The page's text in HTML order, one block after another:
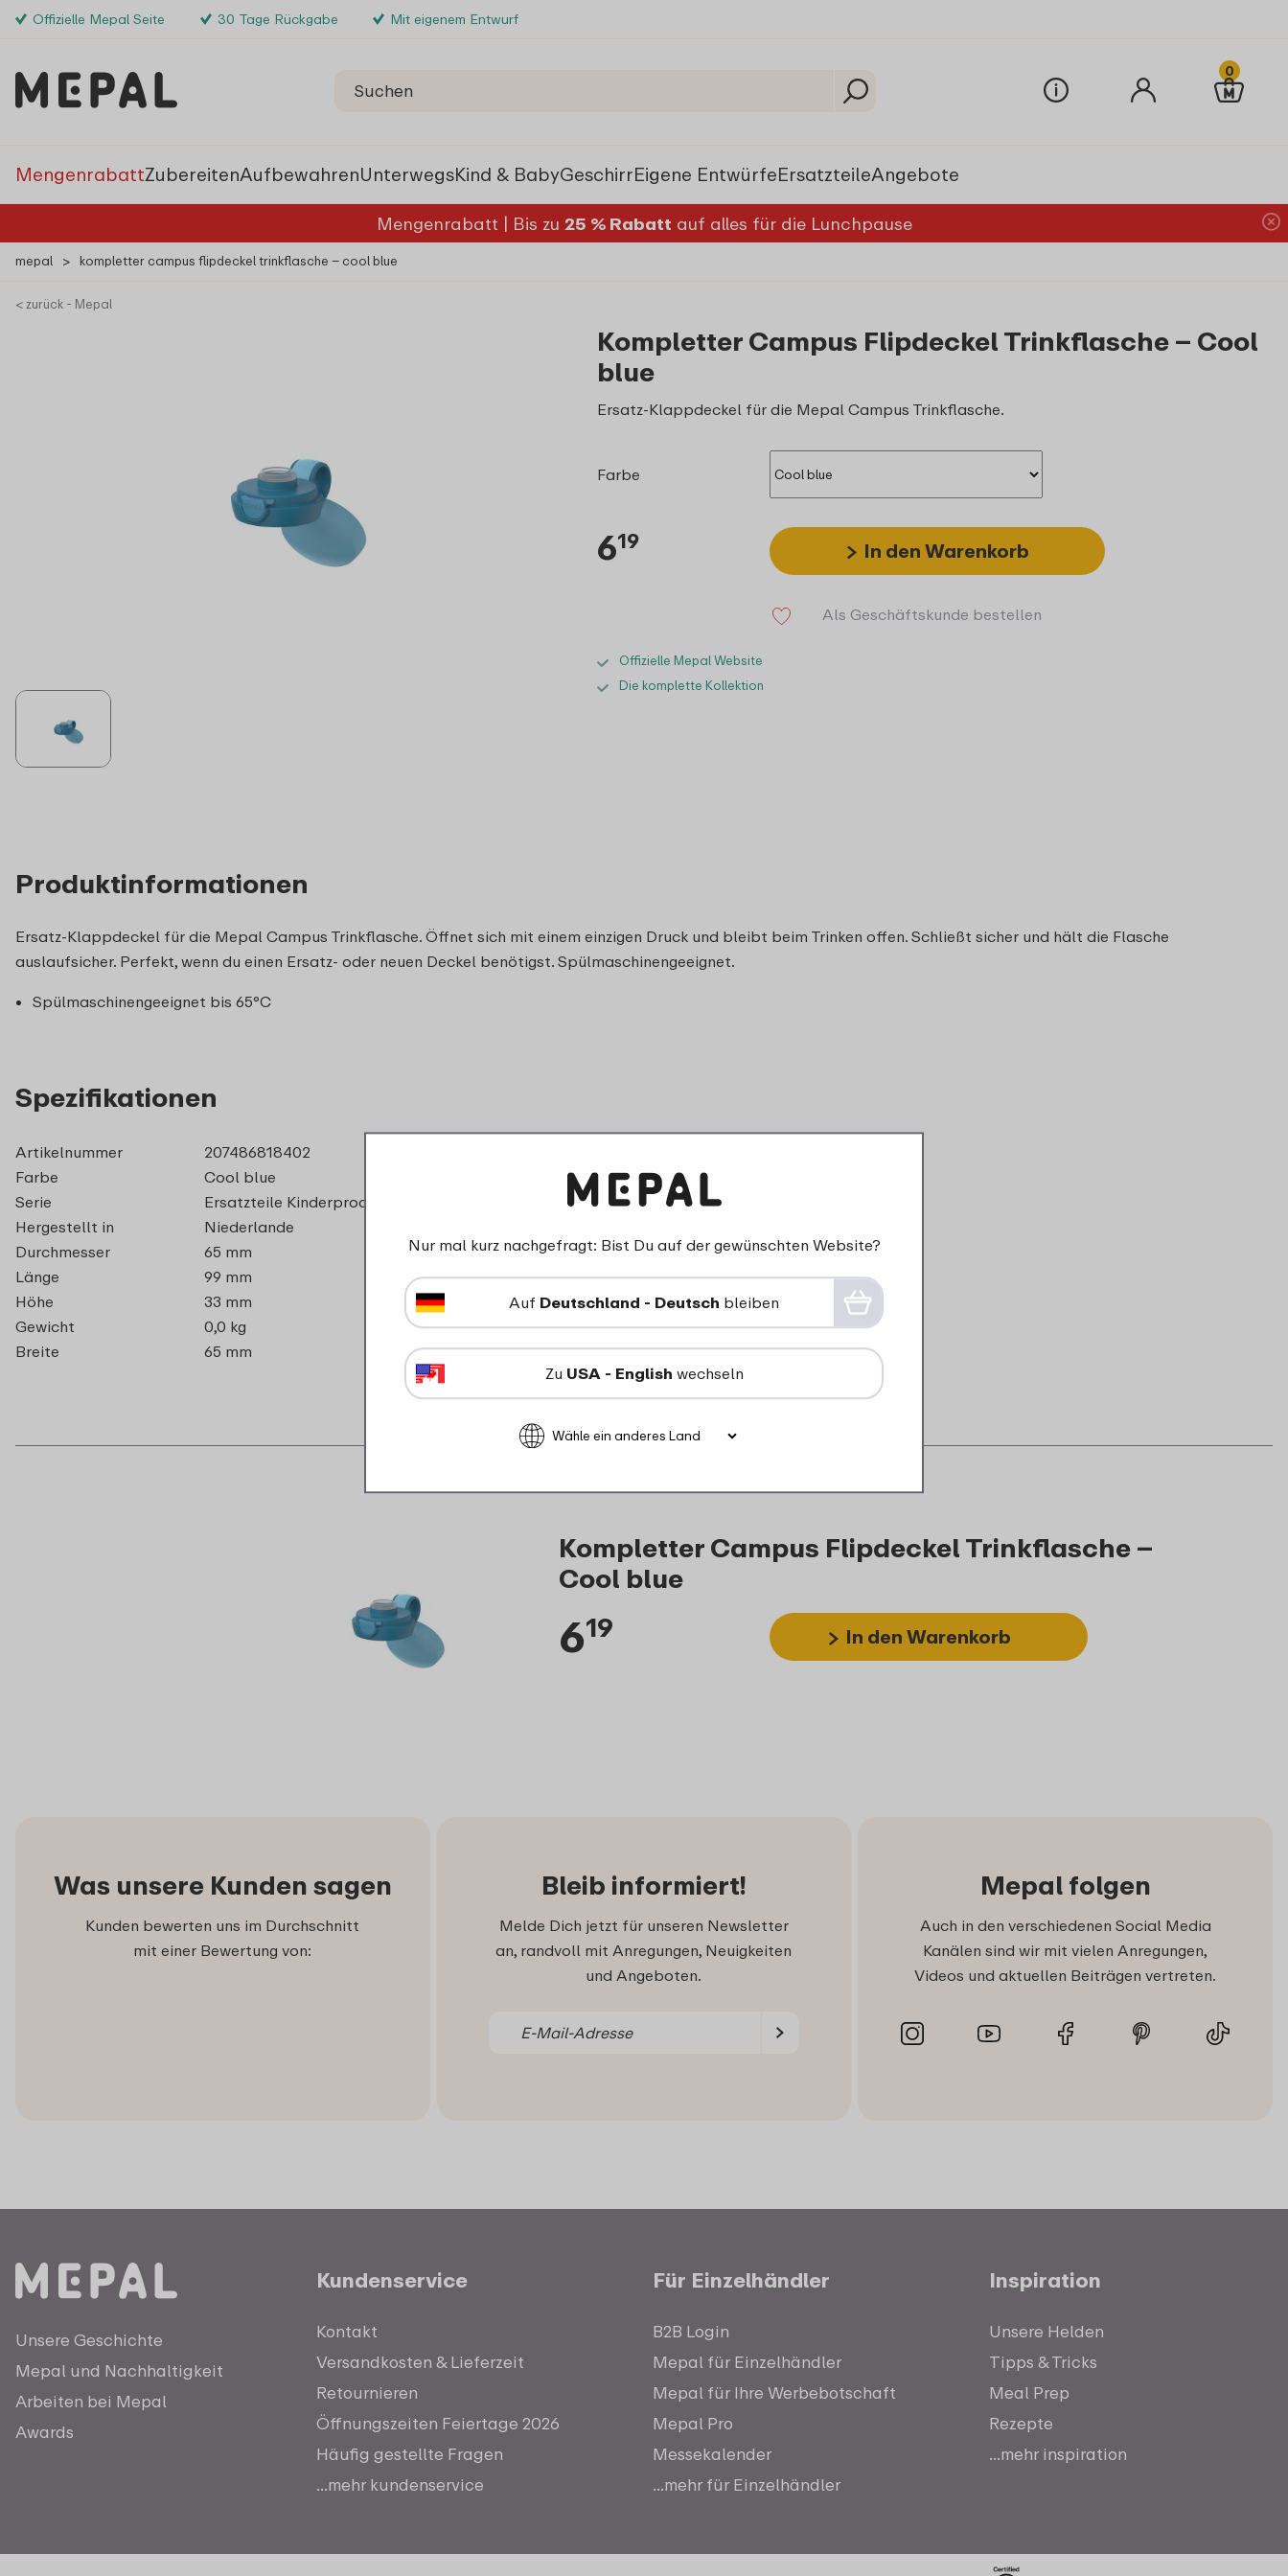
Offizielle Mepal Seite 30 Tage Rückgabe Mit eigenem Entwurf
0
MengenrabattZubereitenAufbewahrenUnterwegsKind & BabyGeschirrEigene EntwürfeErsatzteileAngebote
Mengenrabatt | Bis zu 25 % Rabatt auf alles für die Lunchpause
mepal > kompletter campus flipdeckel trinkflasche – cool blue
< zurück - Mepal
Kompletter Campus Flipdeckel Trinkflasche – Cool
blue
Ersatz-Klappdeckel für die Mepal Campus Trinkflasche.
Farbe
619 In den Warenkorb
Als Geschäftskunde bestellen
Offizielle Mepal Website
Die komplette Kollektion
Produktinformationen
Ersatz-Klappdeckel für die Mepal Campus Trinkflasche. Öffnet sich mit einem einzigen Druck und bleibt beim Trinken offen. Schließt sicher und hält die Flasche
auslaufsicher. Perfekt, wenn du einen Ersatz- oder neuen Deckel benötigst. Spülmaschinengeeignet.
Spülmaschinengeeignet bis 65°C
Spezifikationen
Artikelnummer
207486818402
Farbe
Cool blue
Serie
Ersatzteile Kinderprodukte – Campus
Hergestellt in
Niederlande
Durchmesser
65 mm
Länge
99 mm
Höhe
33 mm
Gewicht
0,0 kg
Breite
65 mm
Kompletter Campus Flipdeckel Trinkflasche –
Cool blue
619 In den Warenkorb
Was unsere Kunden sagen
Kunden bewerten uns im Durchschnitt
mit einer Bewertung von:
Bleib informiert!
Melde Dich jetzt für unseren Newsletter
an, randvoll mit Anregungen, Neuigkeiten
und Angeboten.
Mepal folgen
Auch in den verschiedenen Social Media
Kanälen sind wir mit vielen Anregungen,
Videos und aktuellen Beiträgen vertreten.
Unsere Geschichte
Mepal und Nachhaltigkeit
Arbeiten bei Mepal
Awards
Kundenservice
Kontakt
Versandkosten & Lieferzeit
Retournieren
Öffnungszeiten Feiertage 2026
Häufig gestellte Fragen
...mehr kundenservice
Für Einzelhändler
B2B Login
Mepal für Einzelhändler
Mepal für Ihre Werbebotschaft
Mepal Pro
Messekalender
...mehr für Einzelhändler
Inspiration
Unsere Helden
Tipps & Tricks
Meal Prep
Rezepte
...mehr inspiration
Nur mal kurz nachgefragt: Bist Du auf der gewünschten Website?
Auf Deutschland - Deutsch bleiben
Zu USA - English wechseln